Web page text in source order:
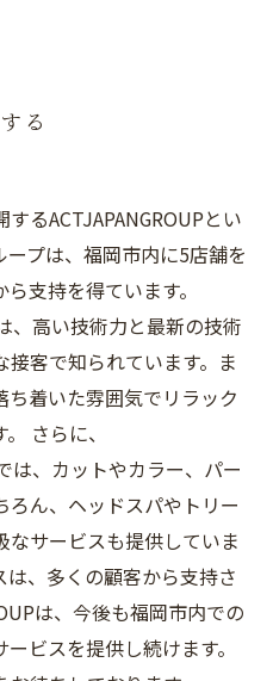
る
るACTJAPANGROUPとい
プは、福岡市内に5店舗を
支持を得ています。
、高い技術力と最新の技術
客で知られています。ま
着いた雰囲気でリラック
さらに、
は、カットやカラー、パー
ん、ヘッドスパやトリー
なサービスも提供していま
、多くの顧客から支持さ
は、今後も福岡市内での
ビスを提供し続けます。